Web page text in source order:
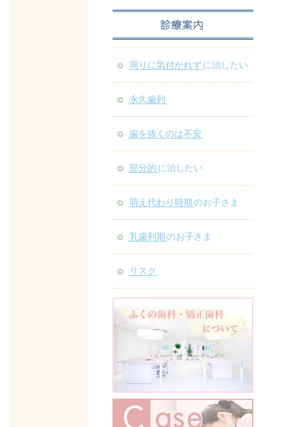
周りに気付かれずに治したい
永久歯列
歯を抜くのは不安
部分的 に治したい
萌え代わり時期のお子さま
乳歯列期のお子さま
リスク